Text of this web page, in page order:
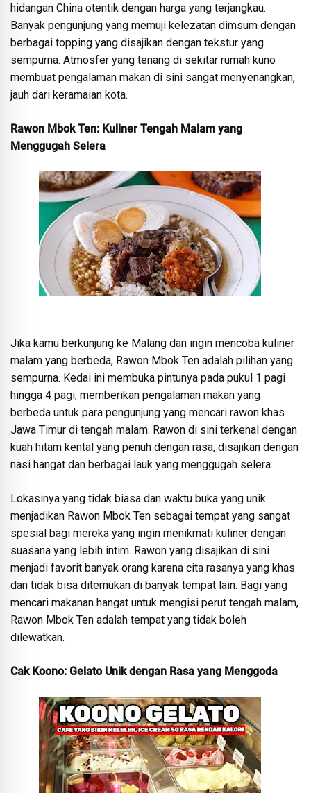
hidangan China otentik dengan harga yang terjangkau.
Banyak pengunjung yang memuji kelezatan dimsum dengan
berbagai topping yang disajikan dengan tekstur yang
sempurna. Atmosfer yang tenang di sekitar rumah kuno
membuat pengalaman makan di sini sangat menyenangkan,
jauh dari keramaian kota.
Rawon Mbok Ten: Kuliner Tengah Malam yang
Menggugah Selera
Jika kamu berkunjung ke Malang dan ingin mencoba kuliner
malam yang berbeda, Rawon Mbok Ten adalah pilihan yang
sempurna. Kedai ini membuka pintunya pada pukul 1 pagi
hingga 4 pagi, memberikan pengalaman makan yang
berbeda untuk para pengunjung yang mencari rawon khas
Jawa Timur di tengah malam. Rawon di sini terkenal dengan
kuah hitam kental yang penuh dengan rasa, disajikan dengan
nasi hangat dan berbagai lauk yang menggugah selera.
Lokasinya yang tidak biasa dan waktu buka yang unik
menjadikan Rawon Mbok Ten sebagai tempat yang sangat
spesial bagi mereka yang ingin menikmati kuliner dengan
suasana yang lebih intim. Rawon yang disajikan di sini
menjadi favorit banyak orang karena cita rasanya yang khas
dan tidak bisa ditemukan di banyak tempat lain. Bagi yang
mencari makanan hangat untuk mengisi perut tengah malam,
Rawon Mbok Ten adalah tempat yang tidak boleh
dilewatkan.
Cak Koono: Gelato Unik dengan Rasa yang Menggoda